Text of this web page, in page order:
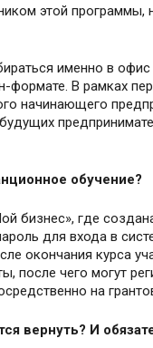
этой
именно в
В рамках
начинающего
обучение?
бизнес», где
для входа в
окончания курса
чего могут
на
вернуть? И